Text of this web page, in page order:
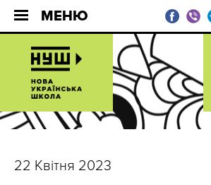
МЕНЮ
22 Квітня 2023